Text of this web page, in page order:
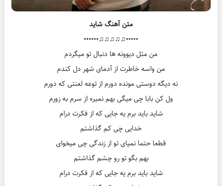
متن آهنگ شاید
•••••♫♫♫♫♫••••••
من مثل دیوونه ها دنبال تو میگردم
من واسه خاطرت از آدمای شهر دل کندم
نه دیگه دوستی مونده دورم از توعه لعنتی که دورم
ول کن بابا چی میگی بهم نمیره از سرم به زورم
شاید باید برم یه جایی که از فکرت درام
خدایی چی کم گذاشتم
قطعا حتما نمیای تو از زندگی چی میخوای
بهم بگو تو رو چشم گذاشتم
شاید باید برم یه جایی که از فکرت درام